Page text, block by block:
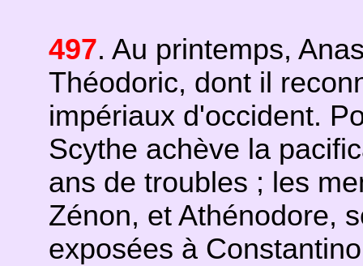
497. Au printemps,
Théodoric, dont il
impériaux d'occident.
Scythe achève la
ans de troubles ; les
Zénon, et Athénodore,
exposées à